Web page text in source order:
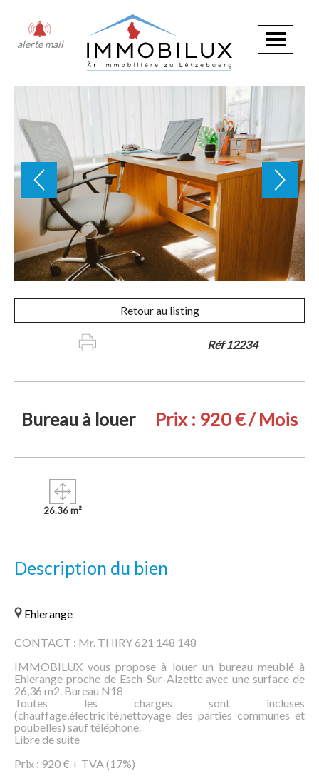
alerte mail
Retour au listing
Réf 12234
Bureau à louer Prix : 920 € / Mois
26.36 m²
Description du bien
Ehlerange
CONTACT : Mr. THIRY 621 148 148
IMMOBILUX vous propose à louer un bureau meublé à
Ehlerange proche de Esch-Sur-Alzette avec une surface de
26,36 m2. Bureau N18
Toutes les charges sont incluses
(chauffage,électricité,nettoyage des parties communes et
poubelles) sauf téléphone.
Libre de suite
Prix : 920 € + TVA (17%)